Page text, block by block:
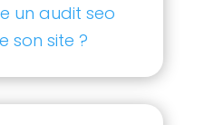
un audit seo
son site ?